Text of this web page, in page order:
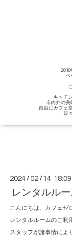
2010
ベ
キッチ
市内外の美
自由にカフェ
日
2024 /02 / 14 18:09
レンタルル
こんにちは、カフェゼ
レンタルルームのご利
スタッフが諸事情によ